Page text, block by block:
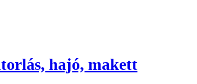
hajó, makett